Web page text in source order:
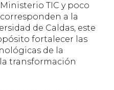
TIC y poco
a la
de Caldas, este
fortalecer las
de la
transformación